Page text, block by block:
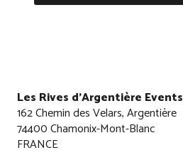
Les Rives d'Argentière Events
162 Chemin des Velars, Argentière
74400 Chamonix-Mont-Blanc
FRANCE